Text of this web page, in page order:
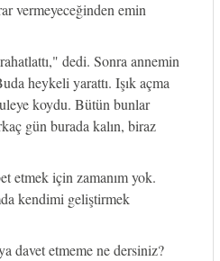
vermeyeceğinden emin
dedi. Sonra annemin
heykeli yarattı. Işık açma
koydu. Bütün bunlar
gün burada kalın, biraz
etmek için zamanım yok.
kendimi geliştirmek
davet etmeme ne dersiniz?